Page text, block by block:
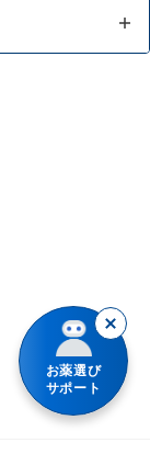
お薬選び
サポート